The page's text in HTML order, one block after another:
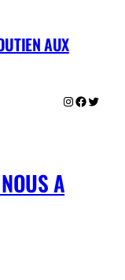
AUX
Instagram
Twitter
A